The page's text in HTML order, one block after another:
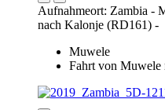
Aufnahmeort: Zambia -
Muwele nach Kalonje
Chiundaponde
Fahrt von